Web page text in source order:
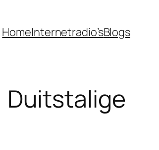
HomeInternetradio’sBlogs
Duitstalige